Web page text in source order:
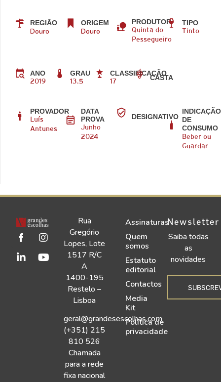
REGIÃO
Douro
ORIGEM
Douro
PRODUTOR
Quinta do
Pessegueiro
TIPO
Tinto
ANO
2019
GRAU
13.5
CLASSIFICAÇÃO
17
CASTA
PROVADOR
Luís
Antunes
DATA
PROVA
Junho
2024
DESIGNATIVO
INDICAÇÃO
DE
CONSUMO
Beber ou
Guardar
Rua
Gregório
Lopes, Lote
1517 R/C
A
1400-195
Restelo –
Lisboa
geral@grandesescolhas.com
(+351) 215
810 526
Chamada
para a rede
fixa nacional
Assinaturas
Quem
somos
Estatuto
editorial
Contactos
Media
Kit
Política de
privacidade
Newsletter
Saiba todas
as
novidades